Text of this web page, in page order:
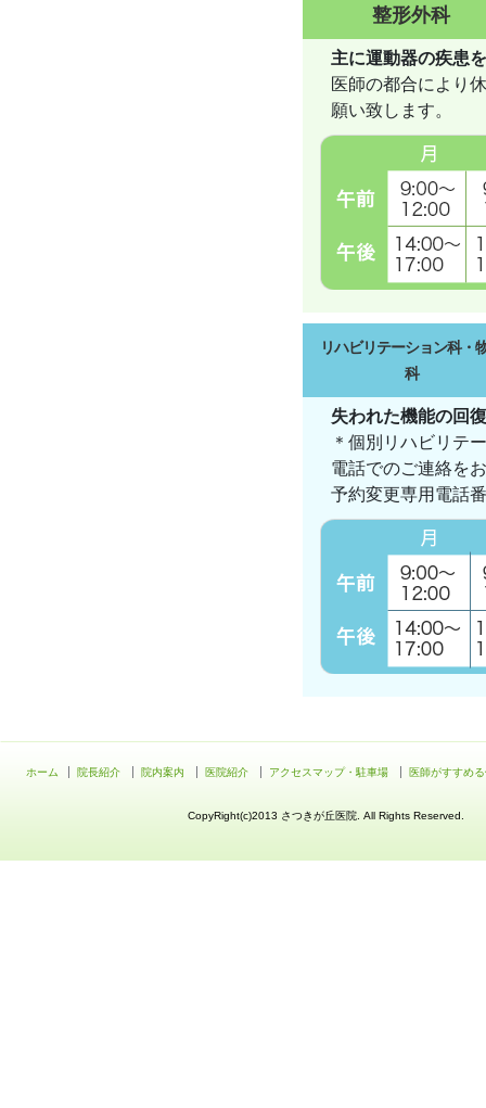
整形外科
主に運動器の疾患
医師の都合により
願い致します。
リハビリテーション科・
科
失われた機能の回
＊個別リハビリテ
電話でのご連絡を
予約変更専用電話
ホーム 院長紹介 院内案内 医院紹介 アクセスマップ・駐車場 医師がすすめ
CopyRight(c)2013 さつきが丘医院. All Rights Reserved.